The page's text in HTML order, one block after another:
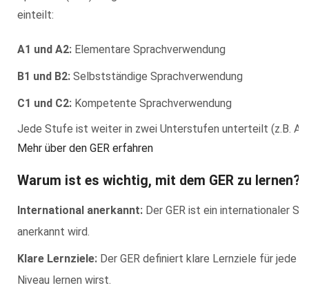
einteilt:
A1 und A2: Elementare Sprachverwendung
B1 und B2: Selbstständige Sprachverwendung
C1 und C2: Kompetente Sprachverwendung
Jede Stufe ist weiter in zwei Unterstufen unterteilt (z.B.
Mehr über den GER erfahren
Warum ist es wichtig, mit dem GER zu lernen?
International anerkannt: Der GER ist ein internationaler
anerkannt wird.
Klare Lernziele: Der GER definiert klare Lernziele für jede
Niveau lernen wirst.